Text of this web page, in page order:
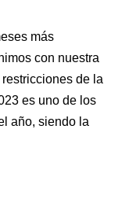
más
con nuestra
de la
es uno de los
año, siendo la